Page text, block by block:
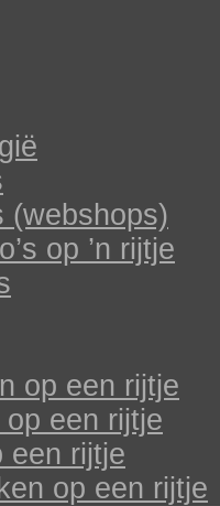
(webshops)
op ’n rijtje
op een rijtje
een rijtje
een rijtje
op een rijtje